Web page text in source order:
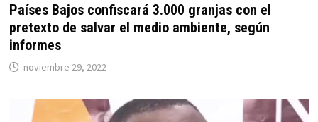
Países Bajos confiscará 3.000 granjas con el
pretexto de salvar el medio ambiente, según
informes
noviembre 29, 2022